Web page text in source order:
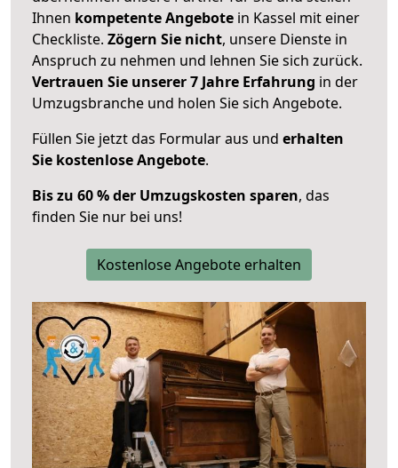
Ihnen kompetente Angebote in Kassel mit einer
Checkliste. Zögern Sie nicht, unsere Dienste in
Anspruch zu nehmen und lehnen Sie sich zurück.
Vertrauen Sie unserer 7 Jahre Erfahrung in der
Umzugsbranche und holen Sie sich Angebote.
Füllen Sie jetzt das Formular aus und erhalten
Sie kostenlose Angebote.
Bis zu 60 % der Umzugskosten sparen, das
finden Sie nur bei uns!
Kostenlose Angebote erhalten